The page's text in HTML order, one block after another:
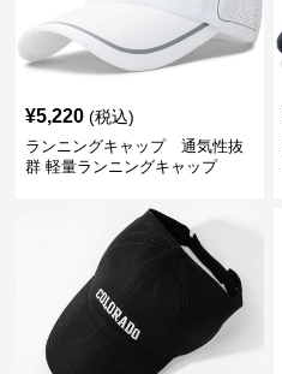
¥5,220 (税込)
ランニングキャップ 通気性抜
群 軽量ランニングキャップ